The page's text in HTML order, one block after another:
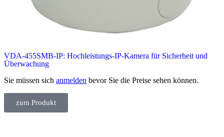
VDA-455SMB-IP: Hochleistungs-IP-Kamera für Sicherheit und
Überwachung
Sie müssen sich anmelden bevor Sie die Preise sehen können.
zum Produkt